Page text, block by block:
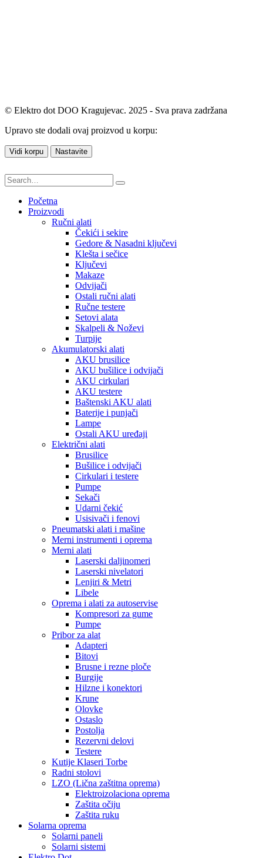
© Elektro dot DOO Kragujevac. 2025 - Sva prava zadržana
Upravo ste dodali ovaj proizvod u korpu:
Vidi korpu Nastavite
Početna
Proizvodi
Ručni alati
Čekići i sekire
Gedore & Nasadni ključevi
Klešta i sečice
Ključevi
Makaze
Odvijači
Ostali ručni alati
Ručne testere
Setovi alata
Skalpeli & Noževi
Turpije
Akumulatorski alati
AKU brusilice
AKU bušilice i odvijači
AKU cirkulari
AKU testere
Baštenski AKU alati
Baterije i punjači
Lampe
Ostali AKU uređaji
Električni alati
Brusilice
Bušilice i odvijači
Cirkulari i testere
Pumpe
Sekači
Udarni čekić
Usisivači i fenovi
Pneumatski alati i mašine
Merni instrumenti i oprema
Merni alati
Laserski daljinomeri
Laserski nivelatori
Lenjiri & Metri
Libele
Oprema i alati za autoservise
Kompresori za gume
Pumpe
Pribor za alat
Adapteri
Bitovi
Brusne i rezne ploče
Burgije
Hilzne i konektori
Krune
Olovke
Ostaslo
Postolja
Rezervni delovi
Testere
Kutije Klaseri Torbe
Radni stolovi
LZO (Lična zaštitna oprema)
Elektroizolaciona oprema
Zaštita očiju
Zaštita ruku
Solarna oprema
Solarni paneli
Solarni sistemi